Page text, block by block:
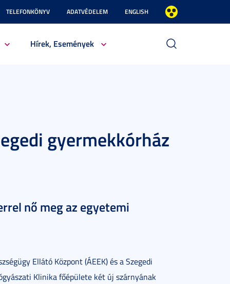
TELEFONKÖNYV ADATVÉDELEM ENGLISH
Hírek, Események
gyermekkórház
nő meg az egyetemi
Ellátó Központ (ÁEEK) és a Szegedi
Klinika főépülete két új szárnyának